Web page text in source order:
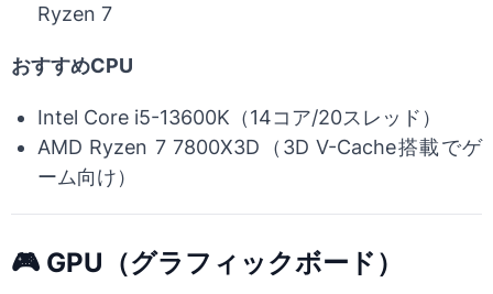
Ryzen 7
おすすめCPU
Intel Core i5-13600K（14コア/20スレッド）
AMD Ryzen 7 7800X3D（3D V-Cache搭載でゲ
ーム向け）
🎮 GPU（グラフィックボード）